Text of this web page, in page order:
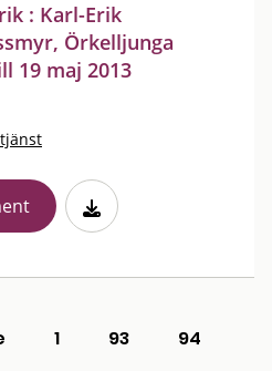
: Karl-Erik
Örkelljunga
19 maj 2013
1 93
94